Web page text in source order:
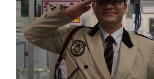
【大手イオングループだから
設立以来築き上げてきたグル
信頼関係のもと、継続して案
現在も担当施設数は右肩上
ます。
勤務地はイオングループの
んどなので、いつも身近で
で働けます／